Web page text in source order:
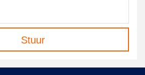
Stuur